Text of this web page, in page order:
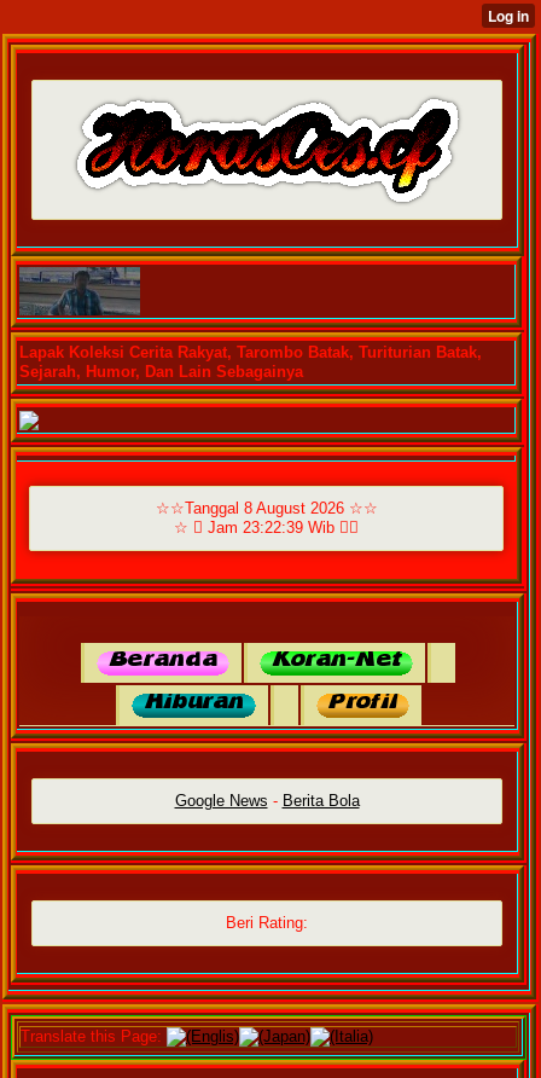
Lapak Koleksi Cerita Rakyat, Tarombo Batak, Turiturian Batak,
Sejarah, Humor, Dan Lain Sebagainya
☆☆Tanggal 8 August 2026 ☆☆
☆  Jam 23:22:39 Wib ☆
Google News - Berita Bola
Beri Rating:
Translate this Page: (Englis) (Japan) (Italia)